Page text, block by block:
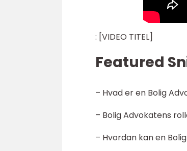
: [VIDEO TITEL]
Featured
– Hvad er en Bolig
– Bolig Advokatens
– Hvordan kan en